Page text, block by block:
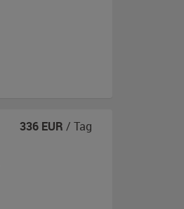
336 EUR / Tag